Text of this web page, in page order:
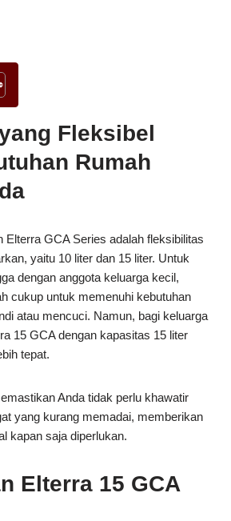
Fleksibel
Rumah
Elterra GCA Series adalah fleksibilitas
yaitu 10 liter dan 15 liter. Untuk
dengan anggota keluarga kecil,
cukup untuk memenuhi kebutuhan
atau mencuci. Namun, bagi keluarga
15 GCA dengan kapasitas 15 liter
tepat.
Anda tidak perlu khawatir
yang kurang memadai, memberikan
kapan saja diperlukan.
Elterra 15 GCA